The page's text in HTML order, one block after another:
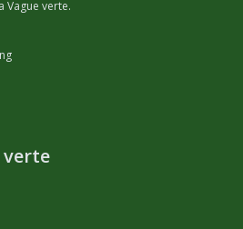
Vague verte.
verte